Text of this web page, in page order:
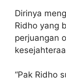
Dirinya
Ridho yang
perjuangan
“Pak Ridho